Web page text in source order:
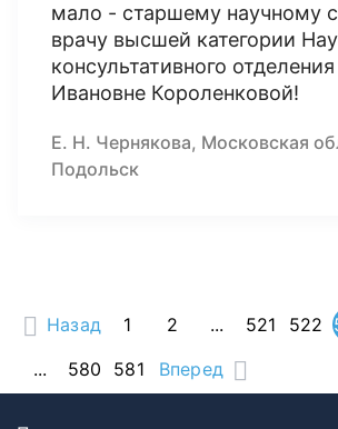
мало - старшему научному
врачу высшей категории
консультативного
Ивановне Короленковой!
Е. Н. Чернякова, Московская
Подольск
Назад 1 2 ... 521 522
...
580 581 Вперед